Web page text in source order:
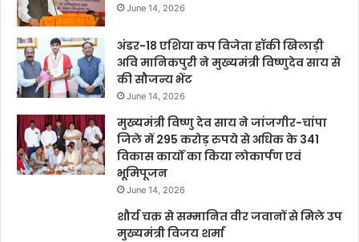
June 14, 2026
अंडर-18 एशिया कप विजेता हॉकी खिलाड़ी
अवि मानिकपुरी ने मुख्यमंत्री विष्णुदेव साय से
की सौजन्य भेंट
June 14, 2026
मुख्यमंत्री विष्णु देव साय ने जांजगीर-चांपा
जिले में 295 करोड़ रुपये से अधिक के 341
विकास कार्यों का किया लोकार्पण एवं
भूमिपूजन
June 14, 2026
शौर्य चक्र से सम्मानित वीर जवानों से मिले उप
मुख्यमंत्री विजय शर्मा